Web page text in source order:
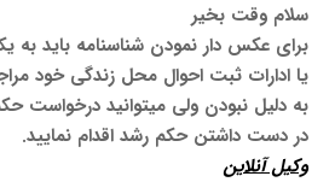
سلام وقت بخیر
برای عکس دار نمودن شناسنامه باید به
یا ادارات ثبت احوال محل زندگی خود
به دلیل نبودن ولی میتوانید درخواست
در دست داشتن حکم رشد اقدام نمایید.
وکیل آنلاین